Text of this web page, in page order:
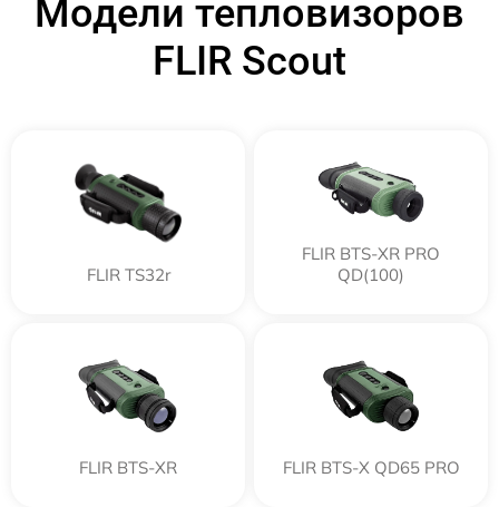
Модели тепловизоров
FLIR Scout
FLIR TS32r
FLIR BTS-XR PRO
QD(100)
FLIR BTS-XR FLIR BTS-X QD65 PRO